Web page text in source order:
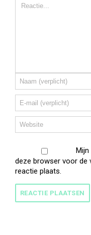
Mijn
deze browser voor de
reactie plaats.